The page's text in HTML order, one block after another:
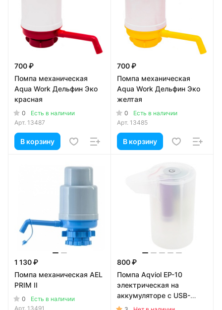
700 ₽
Помпа механическая
Aqua Work Дельфин Эко
красная
0
Есть в наличии
Арт. 13487
В корзину
700 ₽
Помпа механическая
Aqua Work Дельфин Эко
желтая
0
Есть в наличии
Арт. 13485
В корзину
1 130 ₽
Помпа механическая AEL
PRIM II
0
Есть в наличии
Арт. 13491
800 ₽
Помпа Aqviol EP-10
электрическая на
аккумуляторе с USB-
адаптером для 19л